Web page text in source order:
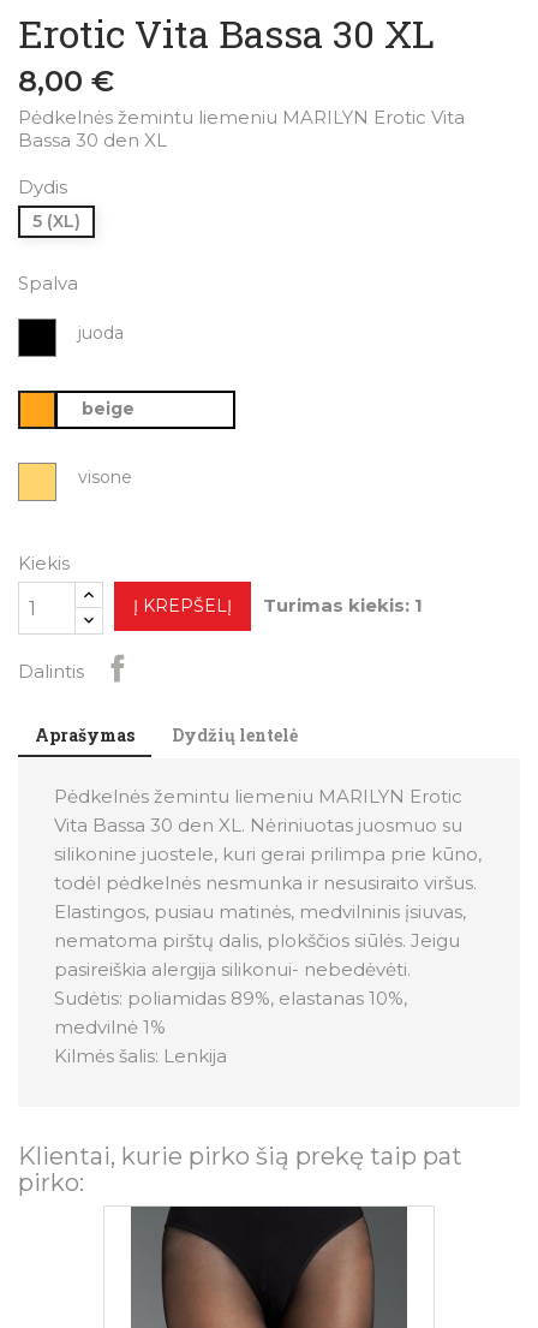
Erotic Vita Bassa 30 XL
8,00 €
Pėdkelnės žemintu liemeniu MARILYN Erotic Vita
Bassa 30 den XL
Dydis
5 (XL)
Spalva
juoda
beige
visone
Kiekis
Į KREPŠELĮ Turimas kiekis: 1
Dalintis
Aprašymas Dydžių lentelė
Pėdkelnės žemintu liemeniu MARILYN Erotic
Vita Bassa 30 den XL. Nėriniuotas juosmuo su
silikonine juostele, kuri gerai prilimpa prie kūno,
todėl pėdkelnės nesmunka ir nesusiraito viršus.
Elastingos, pusiau matinės, medvilninis įsiuvas,
nematoma pirštų dalis, plokščios siūlės. Jeigu
pasireiškia alergija silikonui- nebedėvėti.
Sudėtis: poliamidas 89%, elastanas 10%,
medvilnė 1%
Kilmės šalis: Lenkija
Klientai, kurie pirko šią prekę taip pat
pirko: